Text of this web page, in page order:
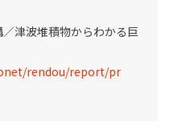
津波堆積物からわかる巨
rendou/report/pr